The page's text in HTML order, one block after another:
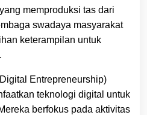
memproduksi tas dari
swadaya masyarakat
keterampilan untuk
Entrepreneurship)
teknologi digital untuk
berfokus pada aktivitas